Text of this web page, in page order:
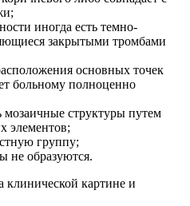
иногда есть темно-
закрытыми тромбами
основных точек
больному полноценно
мозаичные структуры путем
элементов;
группу;
не образуются.
клинической картине и